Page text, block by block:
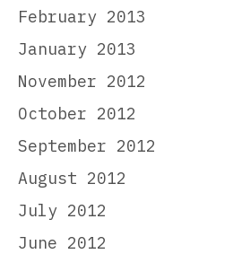
February 2013
January 2013
November 2012
October 2012
September 2012
August 2012
July 2012
June 2012